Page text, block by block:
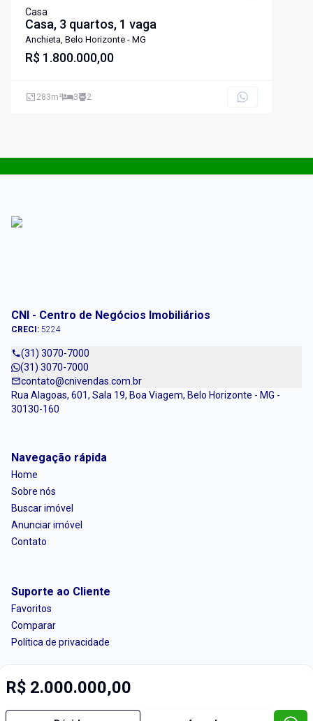
Casa
Casa, 3 quartos, 1 vaga
Anchieta, Belo Horizonte - MG
R$ 1.800.000,00
283m² 3 2
R$ 2.000.000,00
CNI - Centro de Negócios Imobiliários
CRECI: 5224
(31) 3070-7000
(31) 3070-7000
contato@cnivendas.com.br
Rua Alagoas, 601, Sala 19, Boa Viagem, Belo Horizonte - MG -
30130-160
Navegação rápida
Home
Sobre nós
Buscar imóvel
Anunciar imóvel
Contato
Suporte ao Cliente
Favoritos
Comparar
Política de privacidade
Imobiliária Certificada:
Selo de Tecnologia Loft